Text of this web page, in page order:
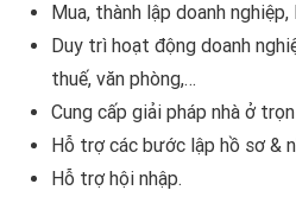
Mua, thành lập doanh
Duy trì hoạt động doanh
thuế, văn phòng,…
Cung cấp giải pháp nhà ở
Hỗ trợ các bước lập hồ sơ &
Hỗ trợ hội nhập.